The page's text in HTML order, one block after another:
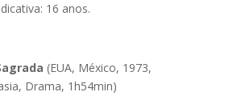
16 anos.
(EUA, México, 1973,
Drama, 1h54min)